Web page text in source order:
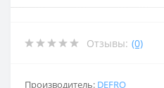
Отзывы: (0)
Производитель: DEFRO